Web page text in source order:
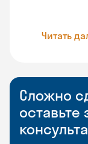
Читать
Сложно
оставьте